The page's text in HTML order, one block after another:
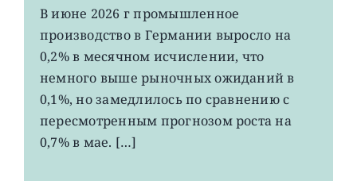
EWG:
рост
промпроизводства
Германии
до
0,2%
В июне 2026 г промышленное
производство в Германии выросло на
0,2% в месячном исчислении, что
немного выше рыночных ожиданий в
0,1%, но замедлилось по сравнению с
пересмотренным прогнозом роста на
0,7% в мае. […]